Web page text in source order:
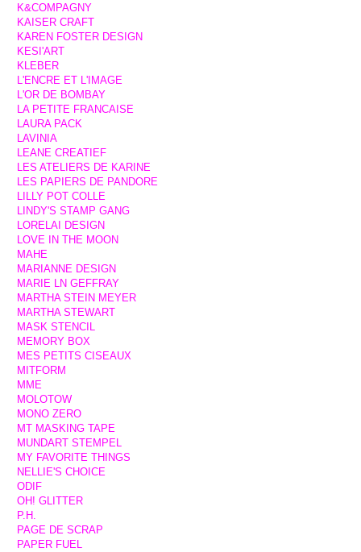
K&COMPAGNY
KAISER CRAFT
KAREN FOSTER DESIGN
KESI'ART
KLEBER
L'ENCRE ET L'IMAGE
L'OR DE BOMBAY
LA PETITE FRANCAISE
LAURA PACK
LAVINIA
LEANE CREATIEF
LES ATELIERS DE KARINE
LES PAPIERS DE PANDORE
LILLY POT COLLE
LINDY'S STAMP GANG
LORELAI DESIGN
LOVE IN THE MOON
MAHE
MARIANNE DESIGN
MARIE LN GEFFRAY
MARTHA STEIN MEYER
MARTHA STEWART
MASK STENCIL
MEMORY BOX
MES PETITS CISEAUX
MITFORM
MME
MOLOTOW
MONO ZERO
MT MASKING TAPE
MUNDART STEMPEL
MY FAVORITE THINGS
NELLIE'S CHOICE
ODIF
OH! GLITTER
P.H.
PAGE DE SCRAP
PAPER FUEL